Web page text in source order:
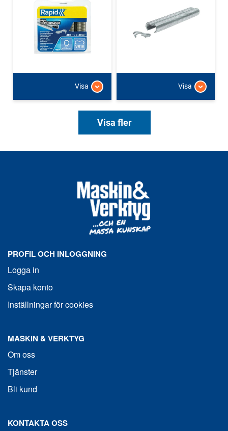
Visa Visa
Visa fler
PROFIL OCH INLOGGNING
Logga in
Skapa konto
Inställningar för cookies
MASKIN & VERKTYG
Om oss
Tjänster
Bli kund
KONTAKTA OSS